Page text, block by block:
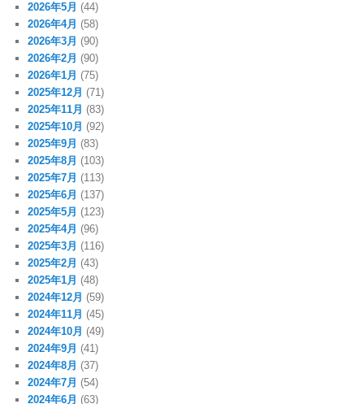
2026年5月 (44)
2026年4月 (58)
2026年3月 (90)
2026年2月 (90)
2026年1月 (75)
2025年12月 (71)
2025年11月 (83)
2025年10月 (92)
2025年9月 (83)
2025年8月 (103)
2025年7月 (113)
2025年6月 (137)
2025年5月 (123)
2025年4月 (96)
2025年3月 (116)
2025年2月 (43)
2025年1月 (48)
2024年12月 (59)
2024年11月 (45)
2024年10月 (49)
2024年9月 (41)
2024年8月 (37)
2024年7月 (54)
2024年6月 (63)